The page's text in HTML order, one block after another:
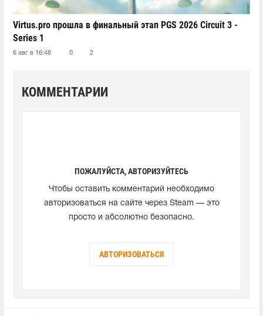
Virtus.pro прошла в финальный этап PGS 2026 Circuit 3 -
Series 1
6 авг в 16:48 0 2
КОММЕНТАРИИ
ПОЖАЛУЙСТА, АВТОРИЗУЙТЕСЬ
Чтобы оставить комментарий необходимо
авторизоваться на сайте через Steam — это
просто и абсолютно безопасно.
АВТОРИЗОВАТЬСЯ